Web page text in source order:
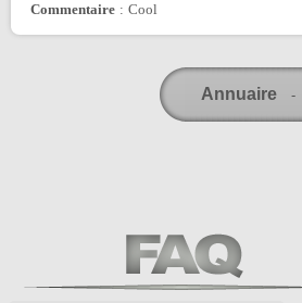
Commentaire : Cool
Annuaire -